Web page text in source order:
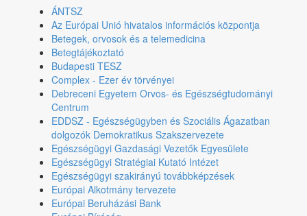
ÁNTSZ
Az Európai Unió hivatalos információs központja
Betegek, orvosok és a telemedicina
Betegtájékoztató
Budapesti TESZ
Complex - Ezer év törvényei
Debreceni Egyetem Orvos- és Egészségtudományi
Centrum
EDDSZ - Egészségügyben és Szociális Ágazatban
dolgozók Demokratikus Szakszervezete
Egészségügyi Gazdasági Vezetők Egyesülete
Egészségügyi Stratégiai Kutató Intézet
Egészségügyi szakirányú továbbképzések
Európai Alkotmány tervezete
Európai Beruházási Bank